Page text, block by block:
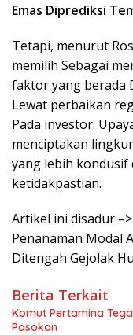
Emas Diprediksi
Tetapi, menurut
memilih Sebagai
faktor yang berada
Lewat perbaikan
Pada investor.
menciptakan
yang lebih
ketidakpastian.
Artikel ini disadur
Penanaman Modal
Ditengah Gejolak
Berita Terkait
Komut Pertamina
Pasokan